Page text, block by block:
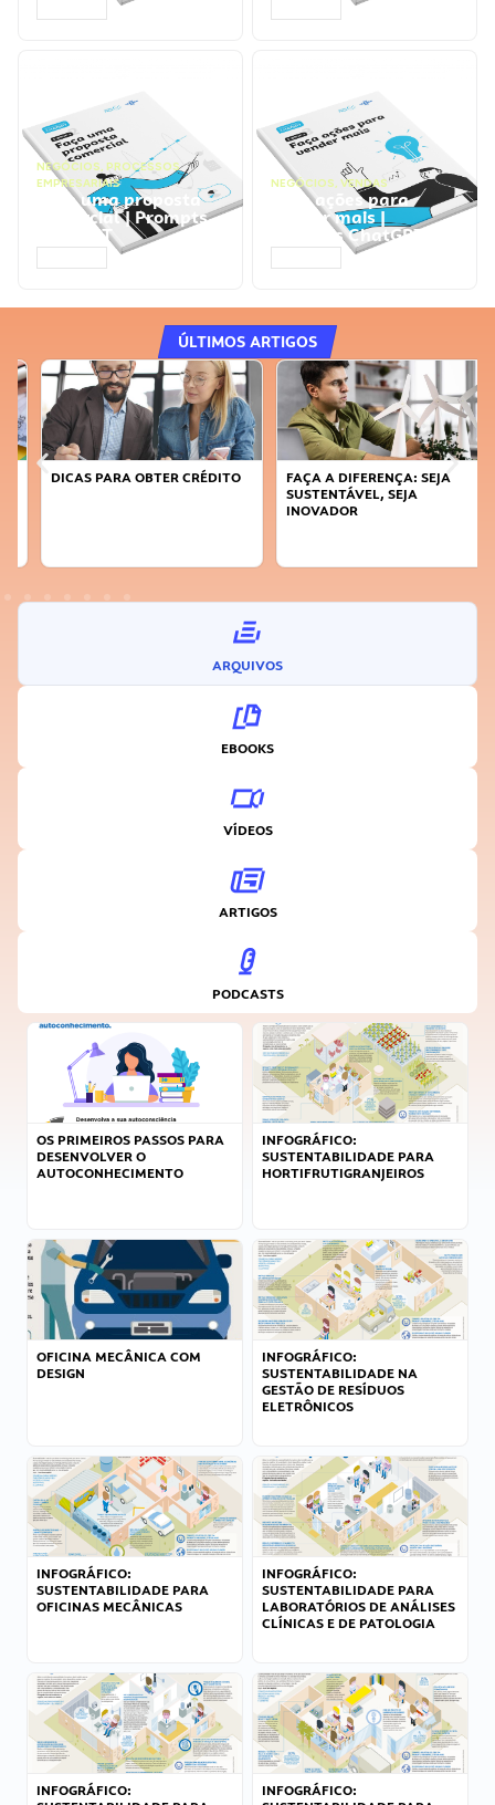
NEGÓCIOS, PROCESSOS
EMPRESARIAIS
Faça uma proposta
comercial | Prompts
ChatGPT
NEGÓCIOS, VENDAS
Faça ações para
vender mais |
Prompts ChatGPT
ÚLTIMOS ARTIGOS
DICAS PARA OBTER CRÉDITO
FAÇA A DIFERENÇA: SEJA
SUSTENTÁVEL, SEJA
INOVADOR
ARQUIVOS
EBOOKS
VÍDEOS
ARTIGOS
PODCASTS
OS PRIMEIROS PASSOS PARA
DESENVOLVER O
AUTOCONHECIMENTO
INFOGRÁFICO:
SUSTENTABILIDADE PARA
HORTIFRUTIGRANJEIROS
OFICINA MECÂNICA COM
DESIGN
INFOGRÁFICO:
SUSTENTABILIDADE NA
GESTÃO DE RESÍDUOS
ELETRÔNICOS
INFOGRÁFICO:
SUSTENTABILIDADE PARA
OFICINAS MECÂNICAS
INFOGRÁFICO:
SUSTENTABILIDADE PARA
LABORATÓRIOS DE ANÁLISES
CLÍNICAS E DE PATOLOGIA
INFOGRÁFICO:
INFOGRÁFICO: